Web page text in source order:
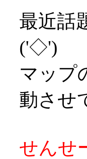
最近話
('◇')ゞ
マップ
動させ
せんせ